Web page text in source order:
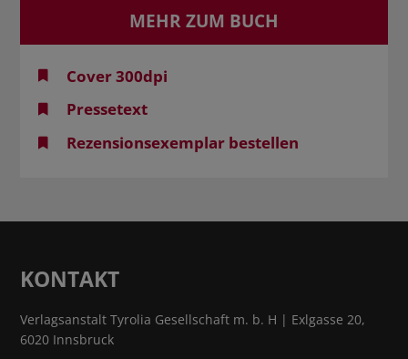
MEHR ZUM BUCH
Cover 300dpi
Pressetext
Rezensionsexemplar bestellen
KONTAKT
Verlagsanstalt Tyrolia Gesellschaft m. b. H | Exlgasse 20,
6020 Innsbruck